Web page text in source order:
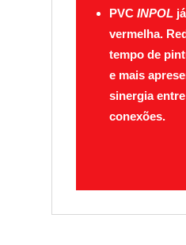
PVC INPOL
vermelha.
tempo de
e mais
sinergia
conexões.